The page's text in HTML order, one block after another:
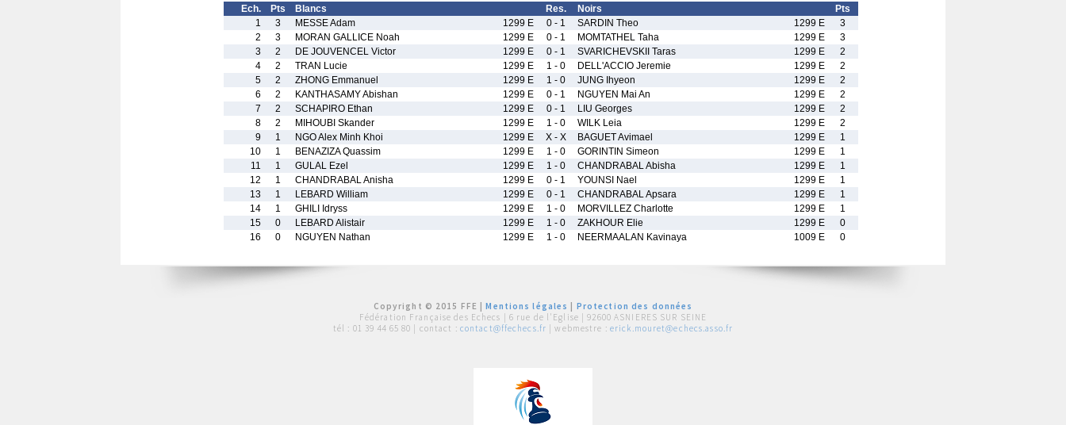
Ech. Pts Blancs Res. Noirs
Pts
1
3 MESSE Adam 1299 E 0 - 1 SARDIN Theo 1299 E
3
2
3 MORAN GALLICE Noah 1299 E 0 - 1 MOMTATHEL Taha 1299 E
3
3
2 DE JOUVENCEL Victor 1299 E 0 - 1 SVARICHEVSKII Taras 1299 E
2
4
2 TRAN Lucie 1299 E 1 - 0 DELL'ACCIO Jeremie 1299 E
2
5
2 ZHONG Emmanuel 1299 E 1 - 0 JUNG Ihyeon 1299 E
2
6
2 KANTHASAMY Abishan 1299 E 0 - 1 NGUYEN Mai An 1299 E
2
7
2 SCHAPIRO Ethan 1299 E 0 - 1 LIU Georges 1299 E
2
8
2 MIHOUBI Skander 1299 E 1 - 0 WILK Leia 1299 E
2
9
1 NGO Alex Minh Khoi 1299 E X - X BAGUET Avimael 1299 E
1
10
1 BENAZIZA Quassim 1299 E 1 - 0 GORINTIN Simeon 1299 E
1
11
1 GULAL Ezel 1299 E 1 - 0 CHANDRABAL Abisha 1299 E
1
12
1 CHANDRABAL Anisha 1299 E 0 - 1 YOUNSI Nael 1299 E
1
13
1 LEBARD William 1299 E 0 - 1 CHANDRABAL Apsara 1299 E
1
14
1 GHILI Idryss 1299 E 1 - 0 MORVILLEZ Charlotte 1299 E
1
15
0 LEBARD Alistair 1299 E 1 - 0 ZAKHOUR Elie 1299 E
0
16
0 NGUYEN Nathan 1299 E 1 - 0 NEERMAALAN Kavinaya 1009 E 0
Copyright © 2015 FFE |Mentions légales
Protection des données
Fédération Française des Echecs | 6 rue de l'Eglise | 92600 ASNIERES SUR SEINE
tél : 01 39 44 65 80 | contact : contact@ffechecs.fr | webmestre : erick.mouret@echecs.asso.fr